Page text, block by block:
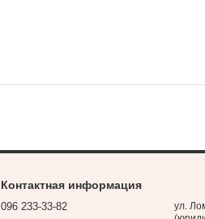
Контактная информация
096 233-33-82
ул.